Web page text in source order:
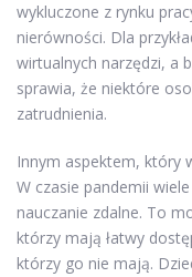
wykluczone z rynku
nierówności. Dla
wirtualnych narzędzi, a
sprawia, że niektóre
zatrudnienia.
Innym aspektem, który
W czasie pandemii
nauczanie zdalne. To
którzy mają łatwy
którzy go nie mają.